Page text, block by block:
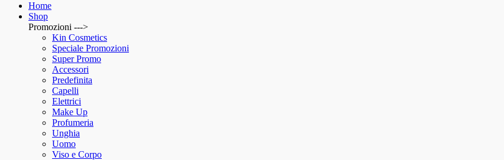
Home
Shop
Promozioni --->
Kin Cosmetics
Speciale Promozioni
Super Promo
Accessori
Predefinita
Capelli
Elettrici
Make Up
Profumeria
Unghia
Uomo
Viso e Corpo